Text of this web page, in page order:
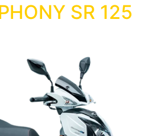
SR 125